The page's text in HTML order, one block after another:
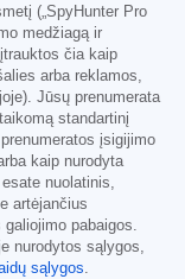
(„SpyHunter Pro
medžiagą ir
čia kaip
arba reklamos,
Jūsų prenumerata
standartinį
įsigijimo
kaip nurodyta
nuolatinis,
artėjančius
pabaigos.
nurodytos sąlygos,
sąlygos